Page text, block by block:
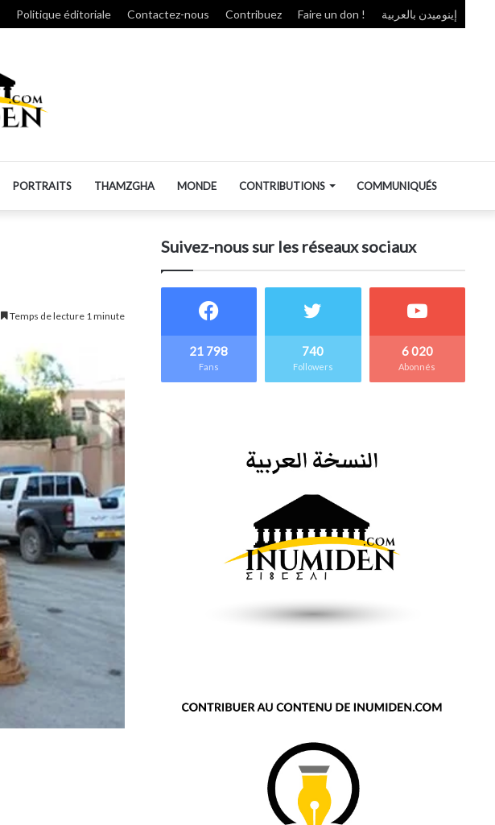
Politique éditoriale Contactez-nous Contribuez Faire un don ! إينوميدن بالعربية
PORTRAITS THAMZGHA MONDE CONTRIBUTIONS COMMUNIQUÉS
Temps de lecture 1 minute
Suivez-nous sur les réseaux sociaux
21 798
Fans
740
Followers
6 020
Abonnés